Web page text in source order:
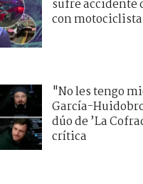
sufre accidente
con motociclista
"Terriblemente
"vergüenza":
contra
reconstrucción